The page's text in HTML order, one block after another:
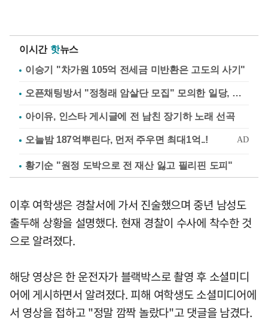
이시간 핫뉴스
이승기 "차가원 105억 전세금 미반환은 고도의 사기"
오픈채팅방서 "정청래 암살단 모집" 모의한 일당, 불구속 송치
아이유, 인스타 게시글에 전 남친 장기하 노래 선곡
황기순 "원정 도박으로 전 재산 잃고 필리핀 도피"
이후 여학생은 경찰서에 가서 진술했으며 중년 남성도
출두해 상황을 설명했다. 현재 경찰이 수사에 착수한 것
으로 알려졌다.
해당 영상은 한 운전자가 블랙박스로 촬영 후 소셜미디
어에 게시하면서 알려졌다. 피해 여학생도 소셜미디어에
서 영상을 접하고 "정말 깜짝 놀랐다"고 댓글을 남겼다.